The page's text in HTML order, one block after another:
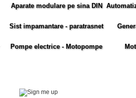
Aparate modulare pe sina DIN
Sist impamantare - paratrasnet
Pompe electrice - Motopompe